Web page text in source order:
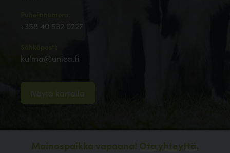
+358 40 532 0227
kulma@unica.fi
Näytä kartalla
Mainospaikka vapaana! Ota yhteyttä.